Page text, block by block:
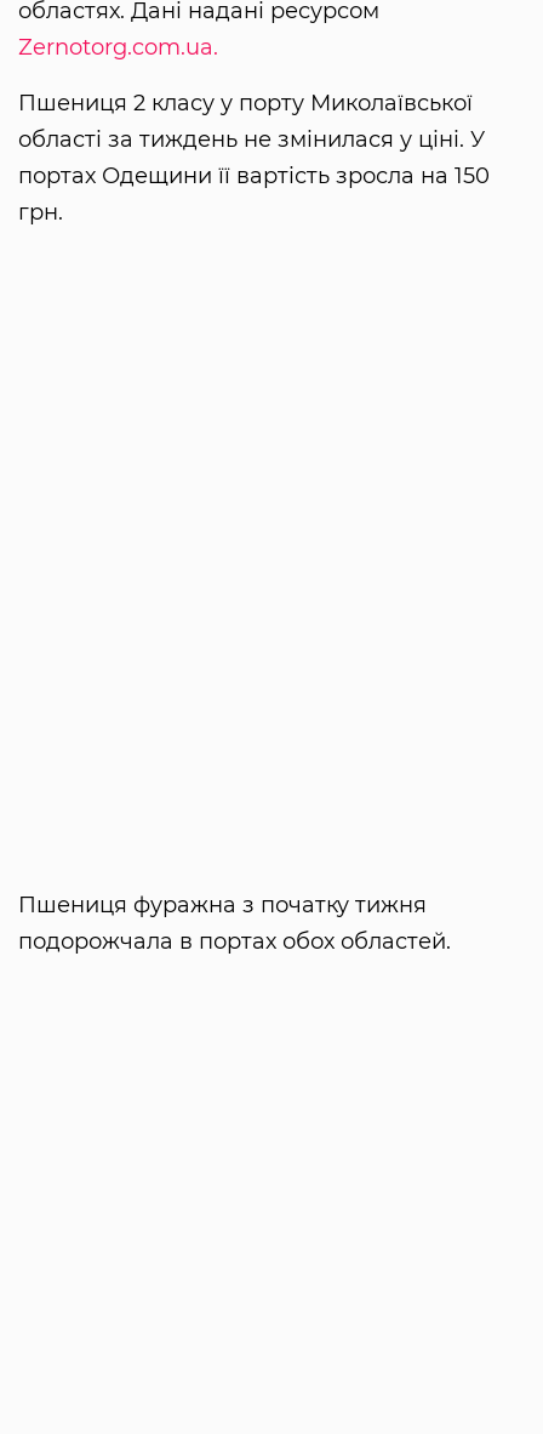
областях. Дані надані ресурсом
Zernotorg.com.ua.
Пшениця 2 класу у порту Миколаївської
області за тиждень не змінилася у ціні. У
портах Одещини її вартість зросла на 150
грн.
Пшениця фуражна з початку тижня
подорожчала в портах обох областей.